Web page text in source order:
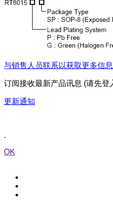
与销售人员联系以获取更多信息
订阅接收最新产品讯息 (请先登
更新通知
.
OK